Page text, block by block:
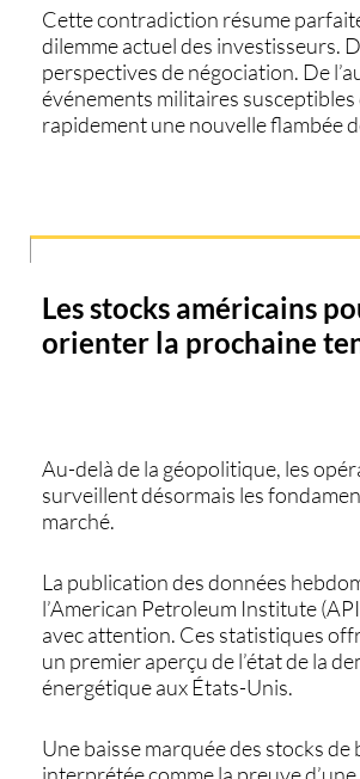
Cette contradiction résume
dilemme actuel des investisseurs.
perspectives de négociation. De
événements militaires susceptibles
rapidement une nouvelle flambée
Les stocks américains
orienter la prochaine
Au-delà de la géopolitique, les
surveillent désormais les
marché.
La publication des données
l’American Petroleum Institute
avec attention. Ces statistiques
un premier aperçu de l’état de la
énergétique aux États-Unis.
Une baisse marquée des stocks